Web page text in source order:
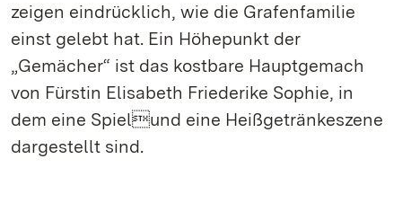
zeigen eindrücklich, wie die Grafenfamilie
einst gelebt hat. Ein Höhepunkt der
„Gemächer“ ist das kostbare Hauptgemach
von Fürstin Elisabeth Friederike Sophie, in
dem eine Spielund eine Heißgetränkeszene
dargestellt sind.